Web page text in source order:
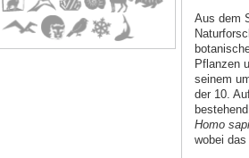
Aus dem
Pflanzen
seinem
der 10.
Homo
wobei das